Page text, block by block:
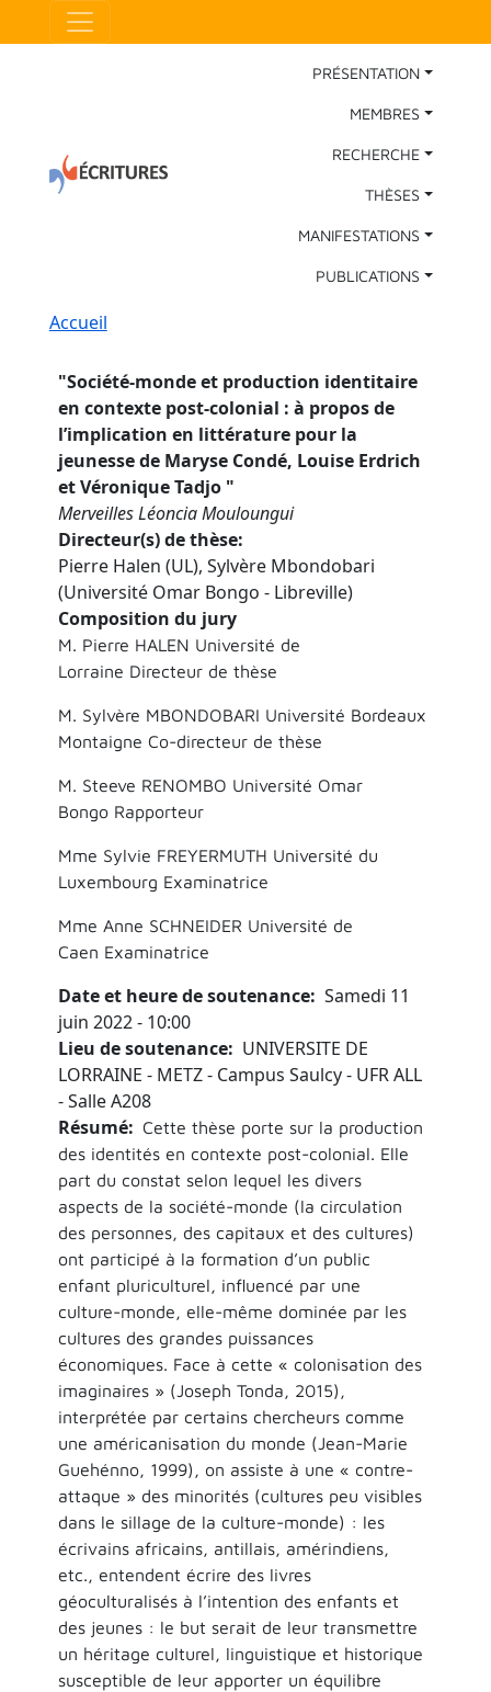
Aller au contenu principal
Main Navigation
PRÉSENTATION
MEMBRES
RECHERCHE
THÈSES
MANIFESTATIONS
PUBLICATIONS
Fil d'Ariane
Accueil
"Société-monde et production identitaire
en contexte post-colonial : à propos de
l’implication en littérature pour la
jeunesse de Maryse Condé, Louise Erdrich
et Véronique Tadjo"
Merveilles Léoncia Mouloungui
Directeur(s) de thèse
Pierre Halen (UL), Sylvère Mbondobari
(Université Omar Bongo - Libreville)
Composition du jury
M. Pierre HALEN Université de
Lorraine Directeur de thèse
M. Sylvère MBONDOBARI Université Bordeaux
Montaigne Co-directeur de thèse
M. Steeve RENOMBO Université Omar
Bongo Rapporteur
Mme Sylvie FREYERMUTH Université du
Luxembourg Examinatrice
Mme Anne SCHNEIDER Université de
Caen Examinatrice
Date et heure de soutenance
Samedi 11
juin 2022 - 10:00
Lieu de soutenance
UNIVERSITE DE
LORRAINE - METZ - Campus Saulcy - UFR ALL
- Salle A208
Résumé
Cette thèse porte sur la production
des identités en contexte post-colonial. Elle
part du constat selon lequel les divers
aspects de la société-monde (la circulation
des personnes, des capitaux et des cultures)
ont participé à la formation d’un public
enfant pluriculturel, influencé par une
culture-monde, elle-même dominée par les
cultures des grandes puissances
économiques. Face à cette « colonisation des
imaginaires » (Joseph Tonda, 2015),
interprétée par certains chercheurs comme
une américanisation du monde (Jean-Marie
Guehénno, 1999), on assiste à une « contre-
attaque » des minorités (cultures peu visibles
dans le sillage de la culture-monde) : les
écrivains africains, antillais, amérindiens,
etc., entendent écrire des livres
géoculturalisés à l’intention des enfants et
des jeunes : le but serait de leur transmettre
un héritage culturel, linguistique et historique
susceptible de leur apporter un équilibre
Panneau de gestion des cookies